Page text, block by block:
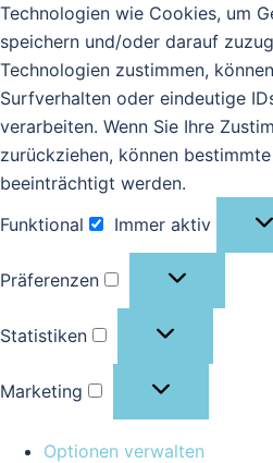
Technologien wie Cookies, um
speichern und/oder darauf
Technologien zustimmen,
Surfverhalten oder eindeutige
verarbeiten. Wenn Sie Ihre
zurückziehen, können
beeinträchtigt werden.
Funktional
Funktional
Immer aktiv
Präferenzen
Statistiken
Marketing
Optionen verwalten